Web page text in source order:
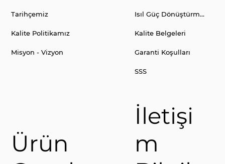
Tarihçemiz
Kalite Politikamız
Misyon - Vizyon
Isıl Güç Dönüştürme Tablosu
Kalite Belgeleri
Garanti Koşulları
SSS
Ürün
İletişi
m